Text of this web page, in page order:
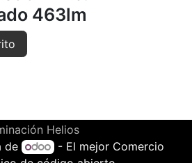
463lm
Helios
de
- El mejor Comercio